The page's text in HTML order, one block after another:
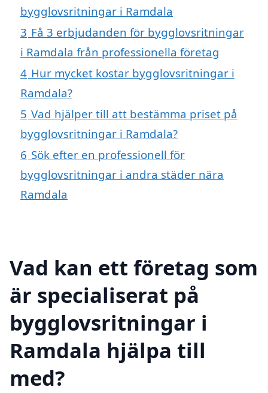
bygglovsritningar i Ramdala
3 Få 3 erbjudanden för bygglovsritningar
i Ramdala från professionella företag
4 Hur mycket kostar bygglovsritningar i
Ramdala?
5 Vad hjälper till att bestämma priset på
bygglovsritningar i Ramdala?
6 Sök efter en professionell för
bygglovsritningar i andra städer nära
Ramdala
Vad kan ett företag som
är specialiserat på
bygglovsritningar i
Ramdala hjälpa till
med?